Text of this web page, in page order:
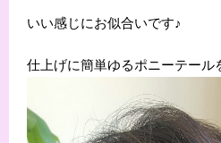
いい感じにお似合いです♪
仕上げに簡単ゆるポニーテール